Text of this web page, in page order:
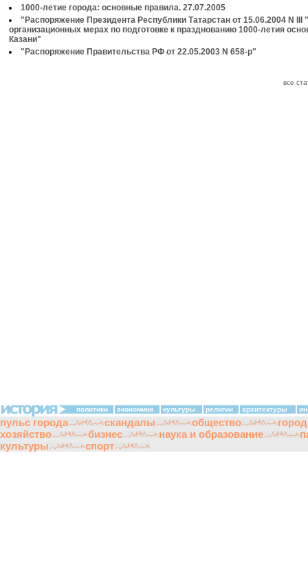
1000-летие города: основные правила. 27.07.2005
"Распоряжение Президента Республики Татарстан от 15.06.2004 N III
организационных мерах по подготовке к празднованию 1000-летия
Казани"
"Распоряжение Правительства РФ от 22.05.2003 N 658-р"
все
политики экономики культуры религии архитектуры
пульс города скандалы общество
хозяйство
бизнес наука и образование
культуры
спорт